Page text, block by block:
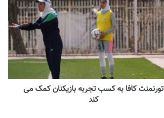
تورنمنت کافا به کسب تجربه بازیکنان کمک می
کند